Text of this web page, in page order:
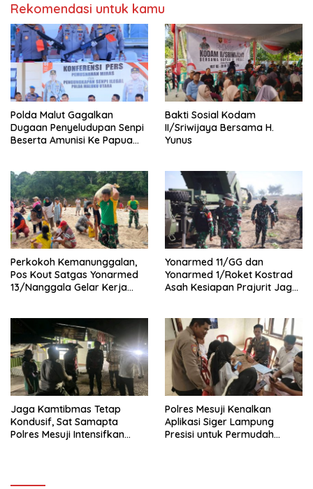
Rekomendasi untuk kamu
Polda Malut Gagalkan
Dugaan Penyeludupan Senpi
Beserta Amunisi Ke Papua
Bakti Sosial Kodam
II/Sriwijaya Bersama H.
Yunus
Perkokoh Kemanunggalan,
Pos Kout Satgas Yonarmed
13/Nanggala Gelar Kerja
Pembangunan Masjid Desa
Senaning
Yonarmed 11/GG dan
Yonarmed 1/Roket Kostrad
Asah Kesiapan Prajurit Jaga
Jaga Kamtibmas Tetap
Kondusif, Sat Samapta
Polres Mesuji Intensifkan
Polres Mesuji Kenalkan
Aplikasi Siger Lampung
Presisi untuk Permudah